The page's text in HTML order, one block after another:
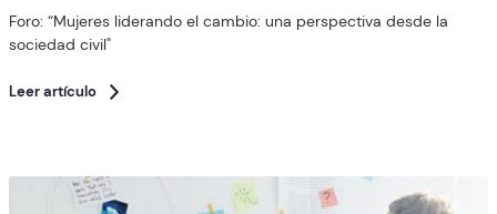
Foro: “Mujeres liderando el cambio: una perspectiva desde la
sociedad civil"
Leer artículo